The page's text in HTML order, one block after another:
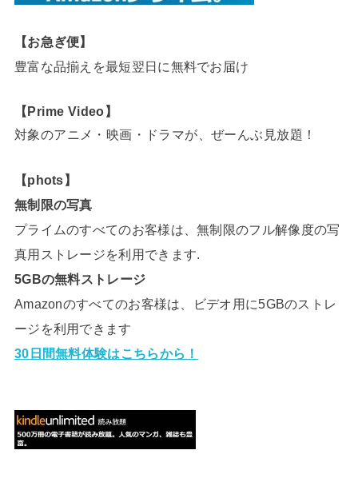
【お急ぎ便】
豊富な品揃えを最短翌日に無料でお届け
【Prime Video】
対象のアニメ・映画・ドラマが、ぜーんぶ見放題！
【phots】
無制限の写真
プライムのすべてのお客様は、無制限のフル解像度の写
真用ストレージを利用できます.
5GBの無料ストレージ
Amazonのすべてのお客様は、ビデオ用に5GBのストレ
ージを利用できます
30日間無料体験はこちらから！